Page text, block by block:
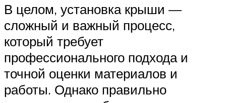
В целом, установка крыши —
сложный и важный процесс,
который требует
профессионального подхода и
точной оценки материалов и
работы. Однако правильно